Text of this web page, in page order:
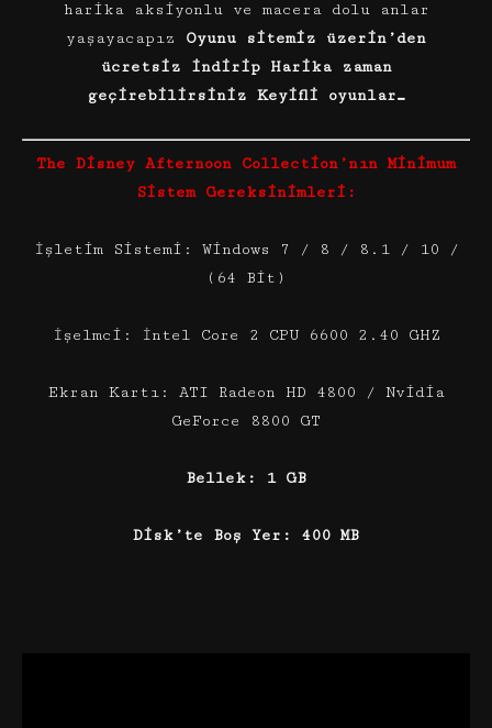
harika aksiyonlu ve macera dolu anlar
yaşayacapız Oyunu sitemiz üzerin’den
ücretsiz indirip Harika zaman
geçirebilirsiniz Keyifli oyunlar…
The Disney Afternoon Collection’nın Minimum
Sistem Gereksinimleri:
İşletim Sistemi: Windows 7 / 8 / 8.1 / 10 /
(64 Bit)
İşelmci: İntel Core 2 CPU 6600 2.40 GHZ
Ekran Kartı: ATI Radeon HD 4800 / Nvidia
GeForce 8800 GT
Bellek: 1 GB
Disk’te Boş Yer: 400 MB